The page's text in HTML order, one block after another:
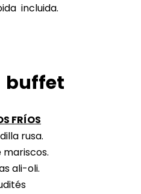
incluida.
buffet
FRÍOS
rusa.
mariscos.
ali-oli.